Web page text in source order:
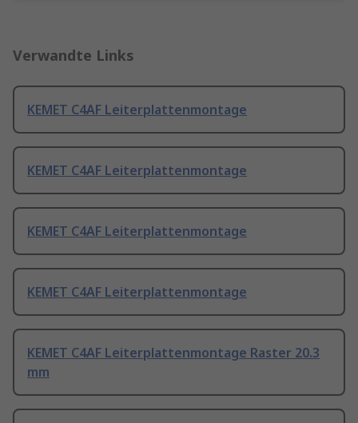
Verwandte Links
KEMET C4AF Leiterplattenmontage
KEMET C4AF Leiterplattenmontage
KEMET C4AF Leiterplattenmontage
KEMET C4AF Leiterplattenmontage
KEMET C4AF Leiterplattenmontage Raster 20.3
mm